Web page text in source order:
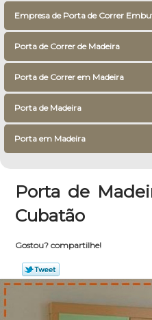
Empresa de Porta de Correr
Porta de Correr de Madeira
Porta de Correr em Madeira
Porta de Madeira
Porta em Madeira
Porta de
Cubatão
Gostou? compartilhe!